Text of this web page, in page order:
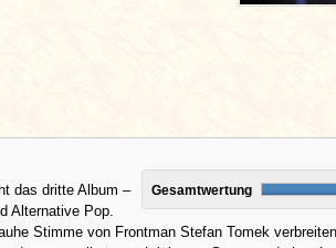
Gesamtwertung
das dritte Album –
Alternative Pop.
Stimme von Frontman Stefan Tomek